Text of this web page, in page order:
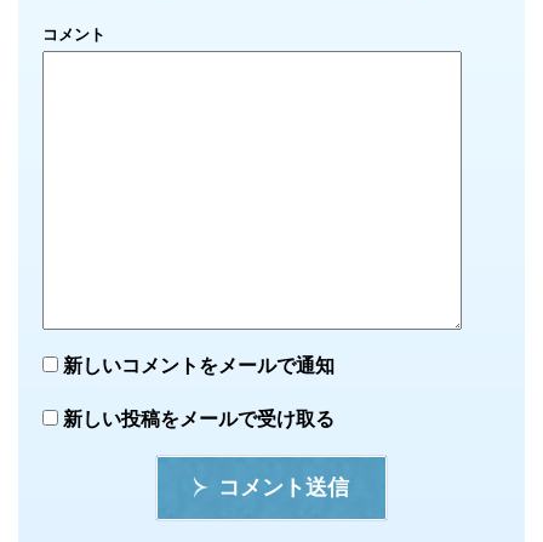
コメント
新しいコメントをメールで通知
新しい投稿をメールで受け取る
コメント送信